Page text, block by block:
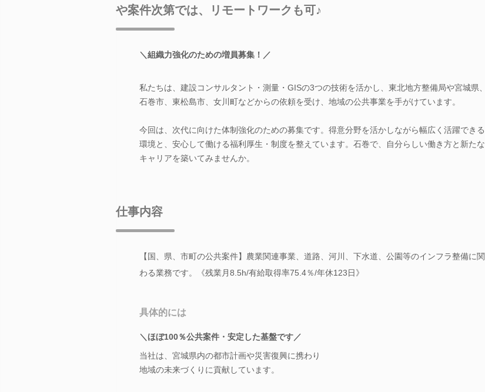
や案件次第では、リモートワークも可♪
＼組織力強化のための増員募集！／
私たちは、建設コンサルタント・測量・GISの3つの技術を活かし、東北地方整備局や宮城県、
石巻市、東松島市、女川町などからの依頼を受け、地域の公共事業を手がけています。
今回は、次代に向けた体制強化のための募集です。得意分野を活かしながら幅広く活躍できる
環境と、安心して働ける福利厚生・制度を整えています。石巻で、自分らしい働き方と新たな
キャリアを築いてみませんか。
仕事内容
【国、県、市町の公共案件】農業関連事業、道路、河川、下水道、公園等のインフラ整備に関
わる業務です。《残業月8.5h/有給取得率75.4％/年休123日》
具体的には
＼ほぼ100％公共案件・安定した基盤です／
当社は、宮城県内の都市計画や災害復興に携わり
地域の未来づくりに貢献しています。